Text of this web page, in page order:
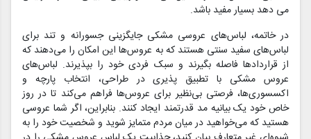
می دهد بسیار مفید باشد.
در خاتمه، لباس‌های عروسی مشکی جایگزینی جسورانه و تند برای
لباس‌های سفید سنتی هستند که به عروس‌ها این امکان را می‌دهند که
از قراردادها فاصله بگیرند و سبک فردی خود را بپذیرند. لباس‌های
عروس مشکی با تطبیق پذیری در طراحی، انتخاب پارچه و
اکسسوری‌ها، فرصتی بی‌نظیر برای عروس‌ها فراهم می‌کند تا در روز
خاص خود یک بیانیه مد قدرتمند ایجاد کنند. بنابراین، اگر شما عروسی
هستید که می‌خواهید در میان مردم متمایز شوید و شخصیت خود را به